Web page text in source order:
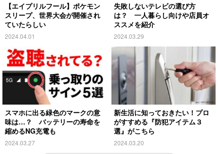
【エイプリルフール】ポケモン
スリープ、世界大会が開催され
ていたらしい
2024.04.01
失敗しないテレビの選び方
は？ 一人暮らし向けや店員オ
ススメを紹介
2024.03.29
スマホに出る緑色のマークの意
味は…？ バッテリーの寿命を
縮めるNG充電も
2024.03.27
新生活に知っておきたい！プロ
がすすめる『防犯アイテム３
選』がこちら
2024.03.20